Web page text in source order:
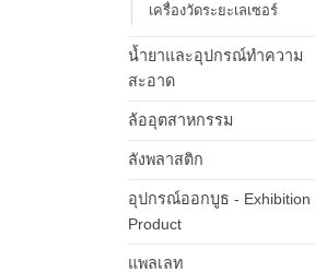
เครื่องวัดระยะเลเซอร์
น้ำยาและอุปกรณ์ทำความ
สะอาด
ล้ออุตสาหกรรม
ลังพลาสติก
อุปกรณ์ออกบูธ - Exhibition
Product
แพลเลท